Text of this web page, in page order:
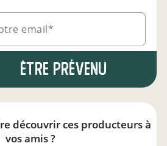
email*
Être prévenu
découvrir ces producteurs à
vos amis ?